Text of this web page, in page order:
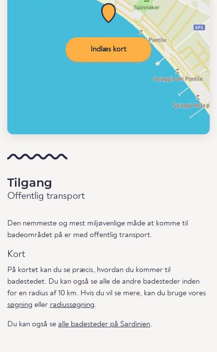
Indlæs kort
Tilgang
Offentlig transport
Den nemmeste og mest miljøvenlige måde at komme til
badeområdet på er med offentlig transport.
Kort
På kortet kan du se præcis, hvordan du kommer til
badestedet. Du kan også se alle de andre badesteder inden
for en radius af 10 km. Hvis du vil se mere, kan du bruge vores
søgning eller radiussøgning.
Du kan også se alle badesteder på Sardinien.